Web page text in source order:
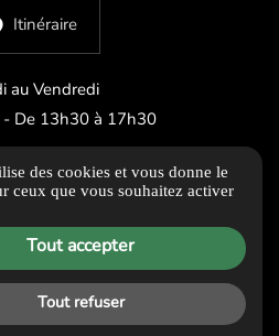
Itinéraire
au Vendredi
De 13h30 à 17h30
Samedi
des cookies et vous donne le
ceux que vous souhaitez activer
Tout accepter
Tout refuser